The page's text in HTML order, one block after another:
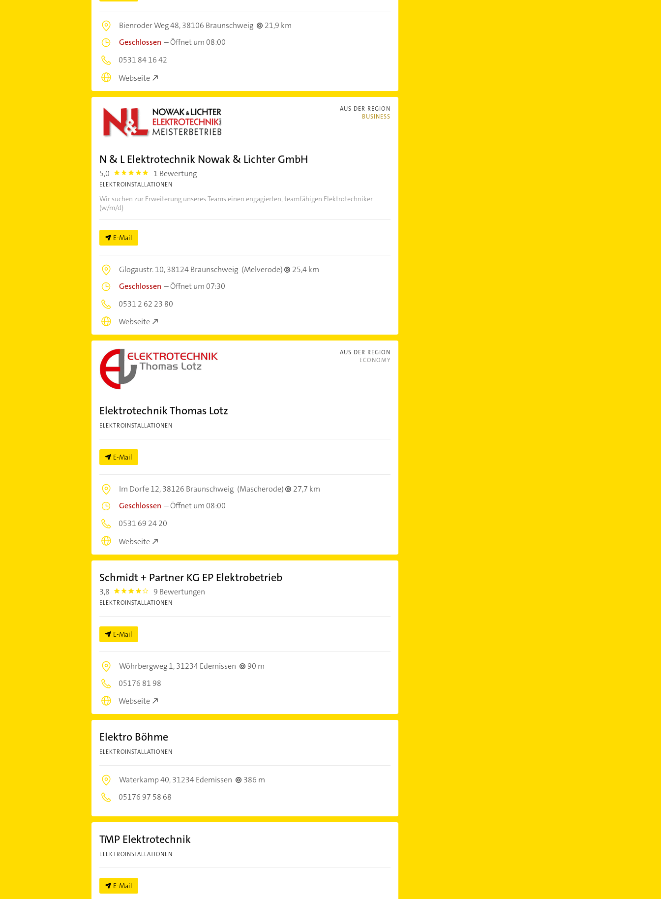
Bienroder Weg 48,38106 Braunschweig
21,9 km
Geschlossen –Öffnet um 08:00
0531 84 16 42
Webseite
AUS DER REGION
BUSINESS
N & L Elektrotechnik Nowak & Lichter GmbH
5,0 5.0 1 Bewertung
ELEKTROINSTALLATIONEN
Wir suchen zur Erweiterung unseres Teams einen engagierten, teamfähigen Elektrotechniker
(w/m/d)
E-Mail
Glogaustr. 10,38124 Braunschweig (Melverode)
25,4 km
Geschlossen –Öffnet um 07:30
0531 2 62 23 80
Webseite
AUS DER REGION
ECONOMY
Elektrotechnik Thomas Lotz
ELEKTROINSTALLATIONEN
E-Mail
Im Dorfe 12,38126 Braunschweig (Mascherode)
27,7 km
Geschlossen –Öffnet um 08:00
0531 69 24 20
Webseite
Schmidt + Partner KG EP Elektrobetrieb
3,8 3.8 9 Bewertungen
ELEKTROINSTALLATIONEN
E-Mail
Wöhrbergweg 1,31234 Edemissen
90 m
05176 81 98
Webseite
Elektro Böhme
ELEKTROINSTALLATIONEN
Waterkamp 40,31234 Edemissen
386 m
05176 97 58 68
TMP Elektrotechnik
ELEKTROINSTALLATIONEN
E-Mail